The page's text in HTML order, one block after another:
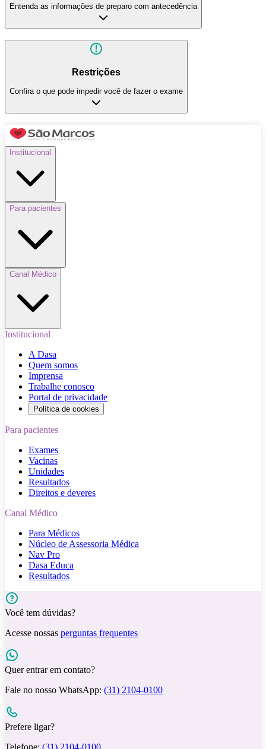
Entenda as informações de preparo com antecedência
Restrições
Confira o que pode impedir você de fazer o exame
Institucional
Para pacientes
Canal Médico
Institucional
A Dasa
Quem somos
Imprensa
Trabalhe conosco
Portal de privacidade
Política de cookies
Para pacientes
Exames
Vacinas
Unidades
Resultados
Direitos e deveres
Canal Médico
Para Médicos
Núcleo de Assessoria Médica
Nav Pro
Dasa Educa
Resultados
Você tem dúvidas?
Acesse nossas perguntas frequentes
Quer entrar em contato?
Fale no nosso WhatsApp: (31) 2104-0100
Prefere ligar?
Telefone: (31) 2104-0100